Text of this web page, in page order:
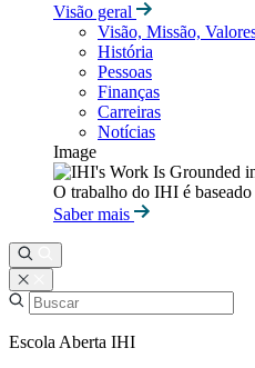
Visão geral
Visão, Missão,
História
Pessoas
Finanças
Carreiras
Notícias
Image
O trabalho do IHI é
Saber mais
Escola Aberta IHI